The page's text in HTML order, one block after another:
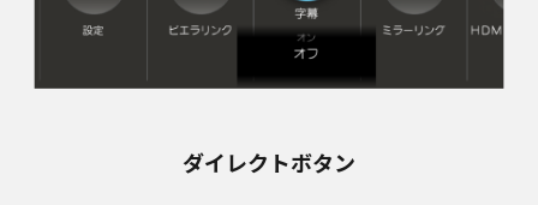
ダイレクトボタン